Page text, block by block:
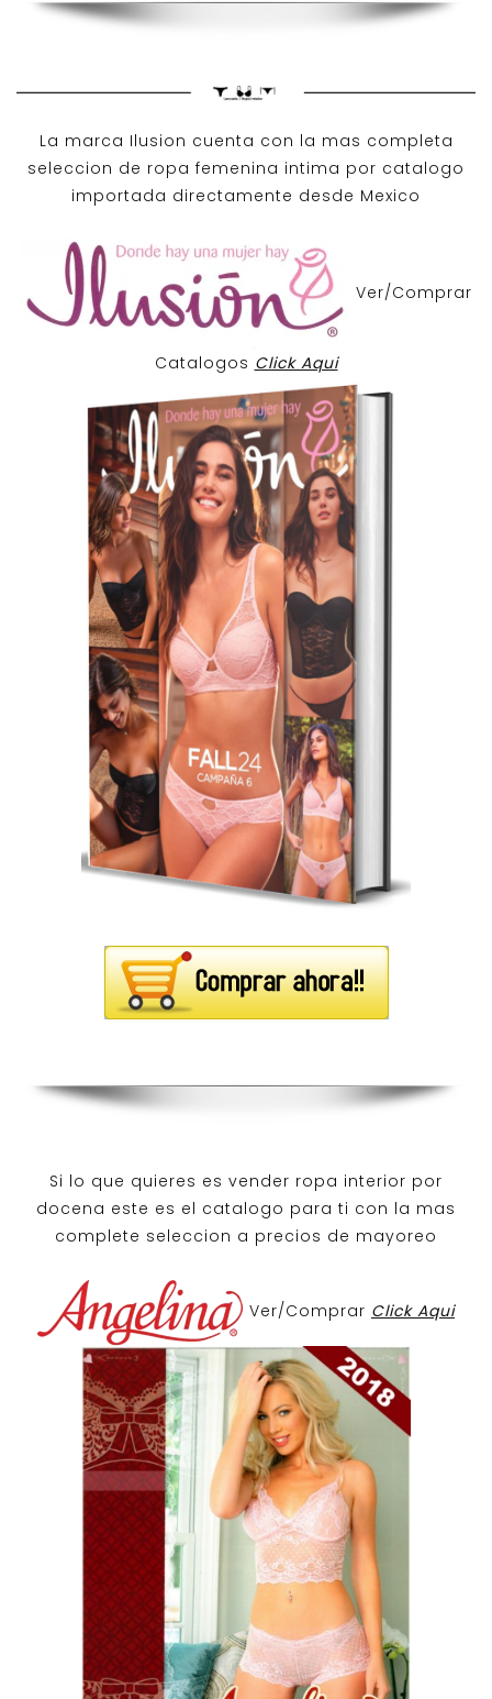
La marca Ilusion cuenta con la mas completa
seleccion de ropa femenina intima por catalogo
importada directamente desde Mexico
Ver/Comprar
Catalogos Click Aqui
Si lo que quieres es vender ropa interior por
docena este es el catalogo para ti con la mas
complete seleccion a precios de mayoreo
Ver/Comprar Click Aqui